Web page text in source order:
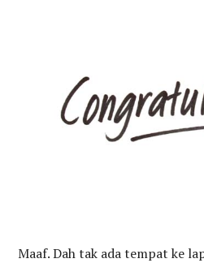
Maaf. Dah tak ada tempat ke